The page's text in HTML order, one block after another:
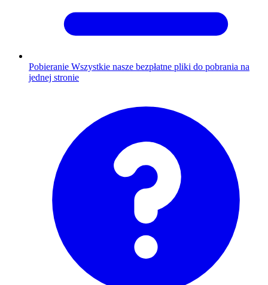
Pobieranie Wszystkie nasze bezpłatne pliki do pobrania na
jednej stronie